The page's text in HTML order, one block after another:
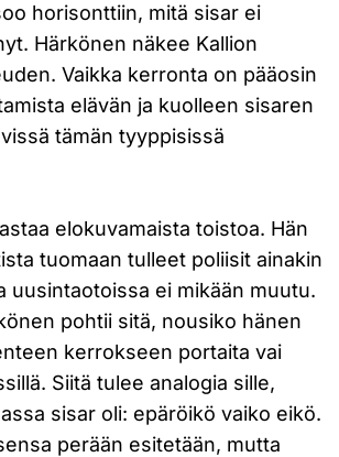
horisonttiin, mitä sisar ei
Härkönen näkee Kallion
Vaikka kerronta on pääosin
elävän ja kuolleen sisaren
tämän tyyppisissä
elokuvamaista toistoa. Hän
tuomaan tulleet poliisit ainakin
uusintaotoissa ei mikään muutu.
pohtii sitä, nousiko hänen
kerrokseen portaita vai
Siitä tulee analogia sille,
sisar oli: epäröikö vaiko eikö.
perään esitetään, mutta